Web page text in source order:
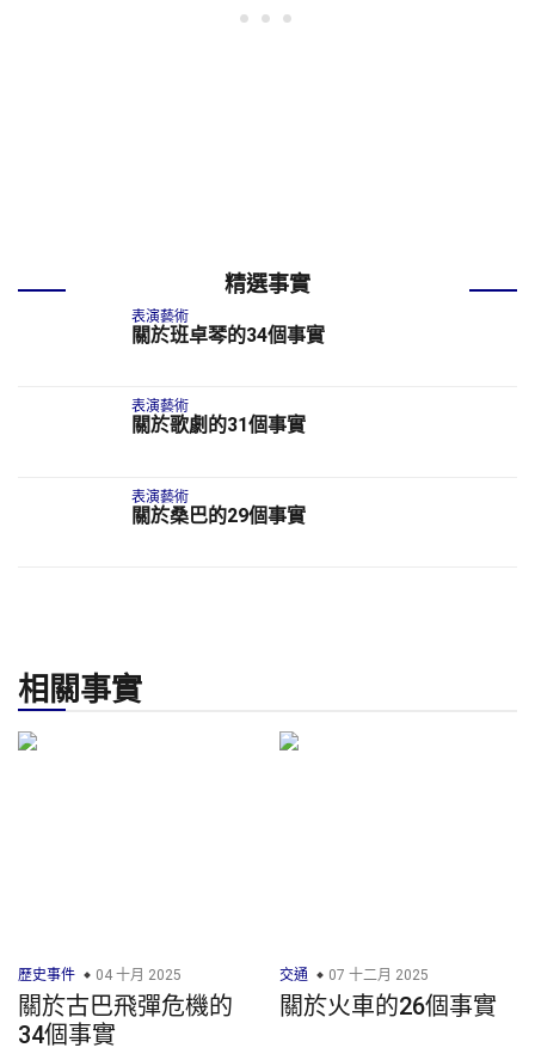
精選事實
表演藝術
關於班卓琴的34個事實
表演藝術
關於歌劇的31個事實
表演藝術
關於桑巴的29個事實
相關事實
歷史事件 04 十月 2025
關於古巴飛彈危機的
34個事實
交通 07 十二月 2025
關於火車的26個事實